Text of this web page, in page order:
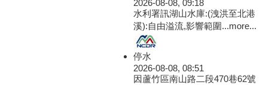
2026-08-08, 09:18
水利署訊湖山水庫:(洩洪至北港
溪):自由溢流,影響範圍...more...
停水
2026-08-08, 08:51
因蘆竹區南山路二段470巷62號